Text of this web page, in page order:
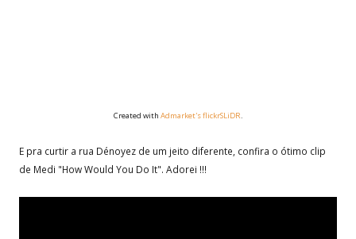
Created with Admarket'sflickrSLiDR.
E pra curtir a rua Dénoyez de um jeito diferente, confira o ótimo clip
de Medi "How Would You Do It". Adorei !!!